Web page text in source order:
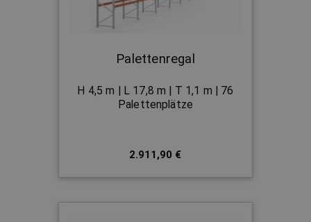
Palettenregal
H 4,5 m | L 17,8 m | T 1,1 m | 76
Palettenplätze
2.911,90 €